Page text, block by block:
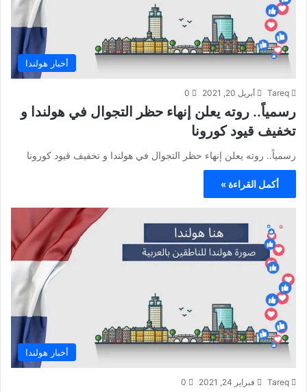
أخبار هولندا
Tareq أبريل 20, 2021 0
رسمياً.. روته يعلن إنهاء حظر التجوال في هولندا و
تخفيف قيود كورونا
رسمياً.. روته يعلن إنهاء حظر التجوال في هولندا و تخفيف قيود كورونا
أكمل القراءة »
أخبار هولندا
Tareq فبراير 24, 2021 0